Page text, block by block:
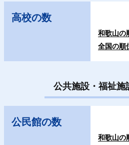
高校の数
和歌山の
全国の順
公共施設・福祉施
公民館の数
和歌山の